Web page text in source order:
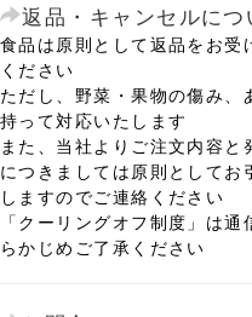
返品・キャンセルにつ
食品は原則として返品をお受
ください
ただし、野菜・果物の傷み
持って対応いたします
また、当社よりご注文内容
につきましては原則として
しますのでご連絡ください
「クーリングオフ制度」は
らかじめご了承ください